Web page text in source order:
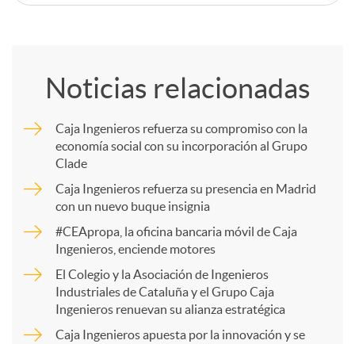
C
m
r
Noticias relacionadas
Caja Ingenieros refuerza su compromiso con la
economía social con su incorporación al Grupo
Clade
Caja Ingenieros refuerza su presencia en Madrid
con un nuevo buque insignia
#CEApropa, la oficina bancaria móvil de Caja
Ingenieros, enciende motores
El Colegio y la Asociación de Ingenieros
Industriales de Cataluña y el Grupo Caja
Ingenieros renuevan su alianza estratégica
Caja Ingenieros apuesta por la innovación y se